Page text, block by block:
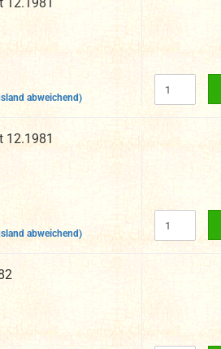
abweichend)
12.1981
abweichend)